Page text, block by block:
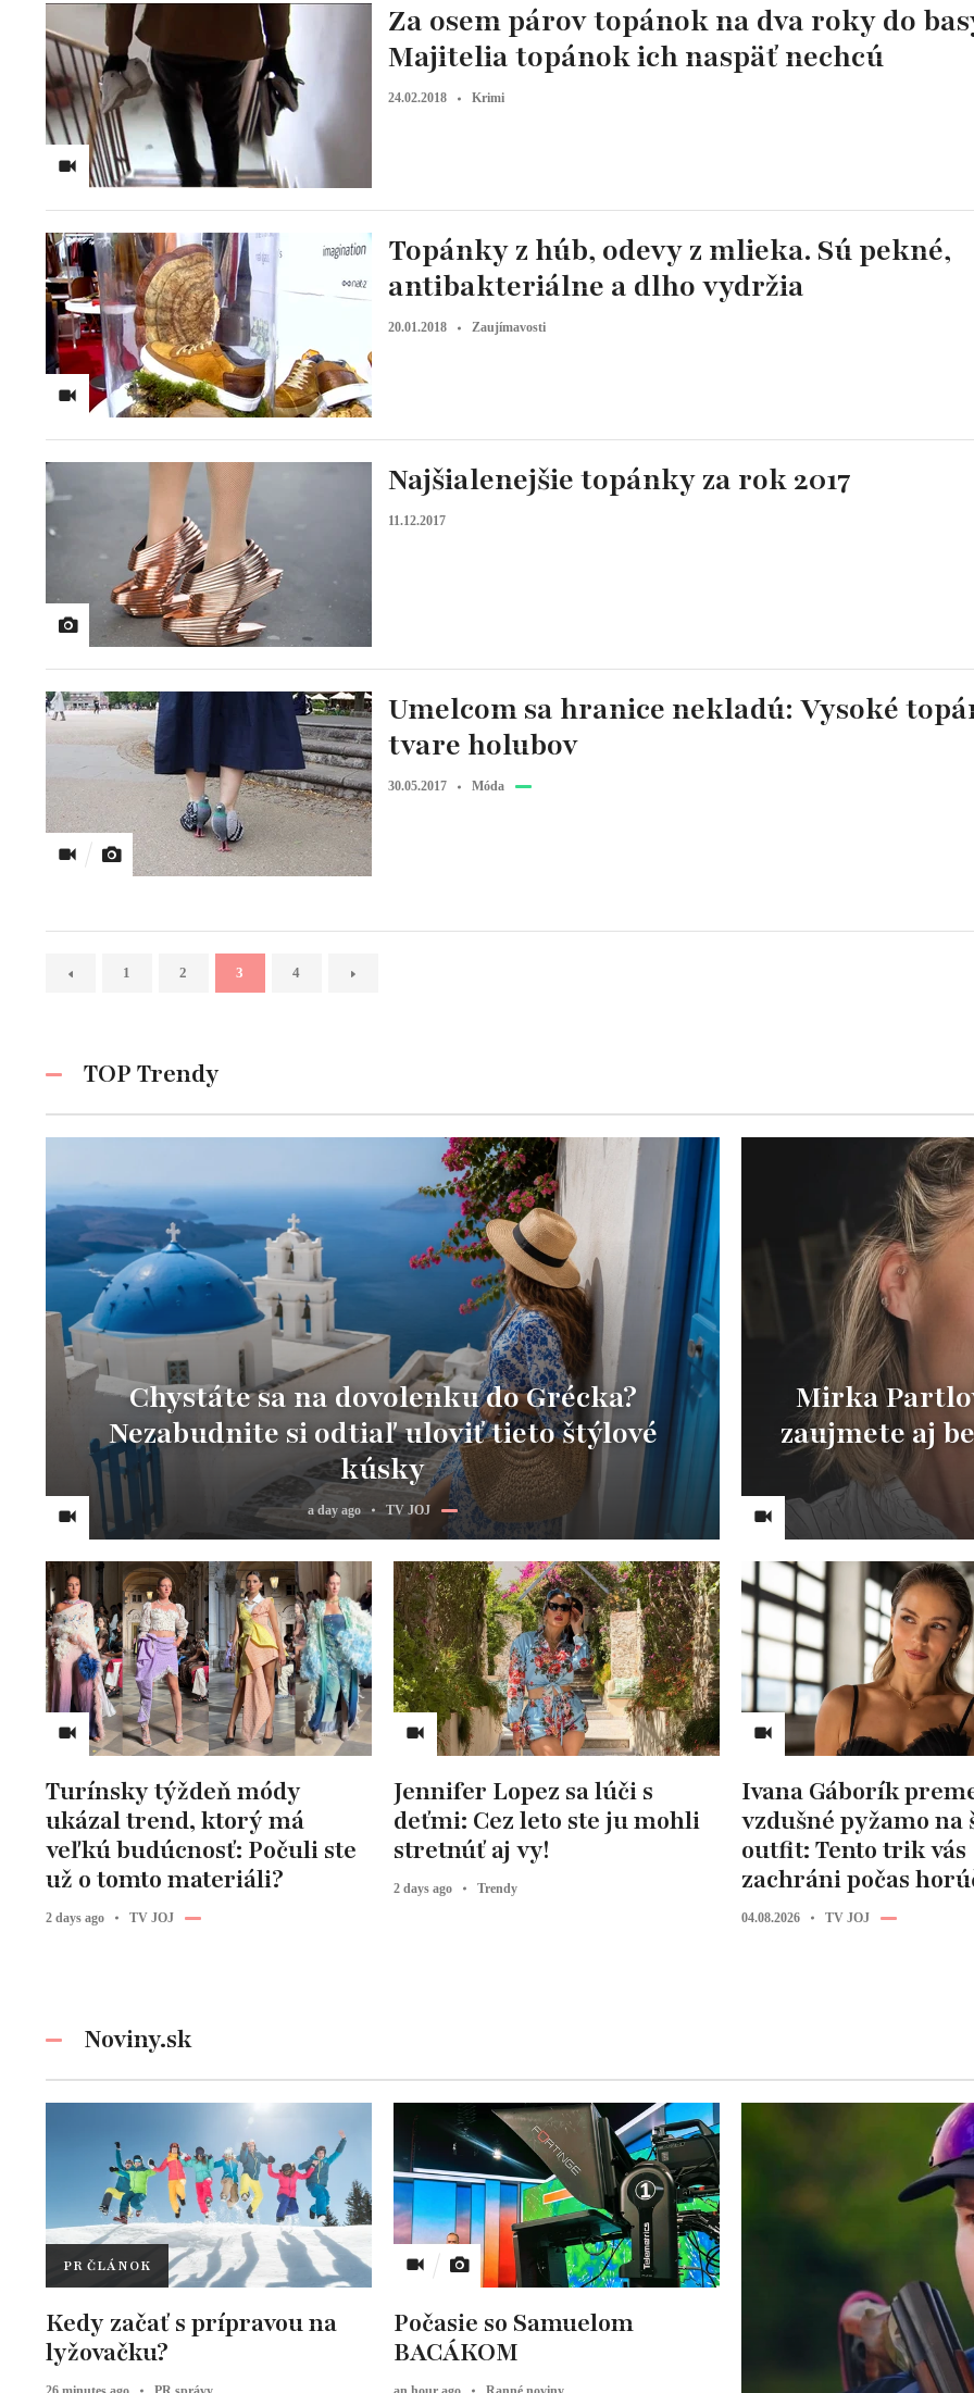
Za osem párov topánok na dva roky do
Majitelia topánok ich naspäť nechcú
24.02.2018 Krimi
Topánky z húb, odevy z mlieka. Sú pekné,
antibakteriálne a dlho vydržia
20.01.2018 Zaujímavosti
Najšialenejšie topánky za rok 2017
11.12.2017
Umelcom sa hranice nekladú: Vysoké
tvare holubov
30.05.2017 Móda
1 2 3 4
TOP Trendy
Chystáte sa na dovolenku do Grécka?
Nezabudnite si odtiaľ uloviť tieto štýlové
kúsky
a day ago TV JOJ
Mirka
zaujmete aj
Turínsky týždeň módy
ukázal trend, ktorý má
veľkú budúcnosť: Počuli ste
už o tomto materiáli?
2 days ago TV JOJ
Jennifer Lopez sa lúči s
deťmi: Cez leto ste ju mohli
stretnúť aj vy!
2 days ago Trendy
Ivana Gáborík
vzdušné pyžamo na
outfit: Tento trik vás
zachráni počas
04.08.2026 TV JOJ
Noviny.sk
PR ČLÁNOK
Kedy začať s prípravou na
lyžovačku?
Počasie so Samuelom
BACÁKOM